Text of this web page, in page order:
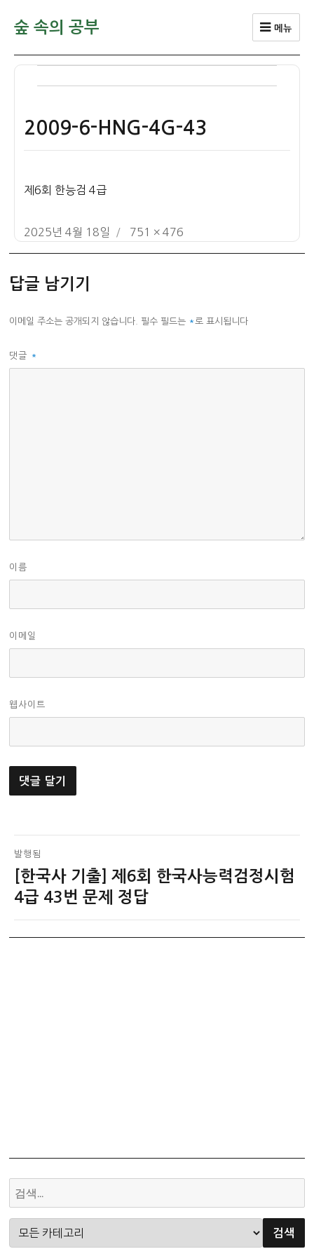
숲 속의 공부 메뉴
2009-6-HNG-4G-43
제6회 한능검 4급
작
자
2025년 4월 18일
전
751 × 476
답글 남기기
이메일 주소는 공개되지 않습니다. 필수 필드는 *로 표시됩니다
댓글 *
이름
이메일
웹사이트
글
탐
색
발행됨
[한국사 기출] 제6회 한국사능력검정시험
4급 43번 문제 정답